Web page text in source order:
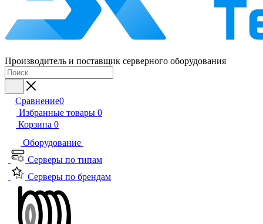
Производитель и поставщик серверного оборудования
Сравнение0
Избранные товары 0
Корзина 0
Оборудование
Серверы по типам
Серверы по брендам